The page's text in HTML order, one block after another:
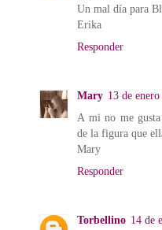
Un mal día para
Erika
Responder
Mary 13 de
A mi no me
de la figura que
Mary
Responder
Torbellino 14 de